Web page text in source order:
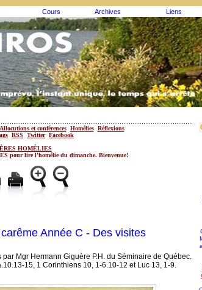
Cours Archives Liens
Allocutions et conférences Homélies Réflexions
RSS Twitter Facebook
HOMÉLIES
pour lire l'homélie du dimanche. Bienvenue!
Année C - Des visites
Mgr Hermann Giguère P.H. du Séminaire de Québec.
15, 1 Corinthiens 10, 1-6.10-12 et Luc 13, 1-9.